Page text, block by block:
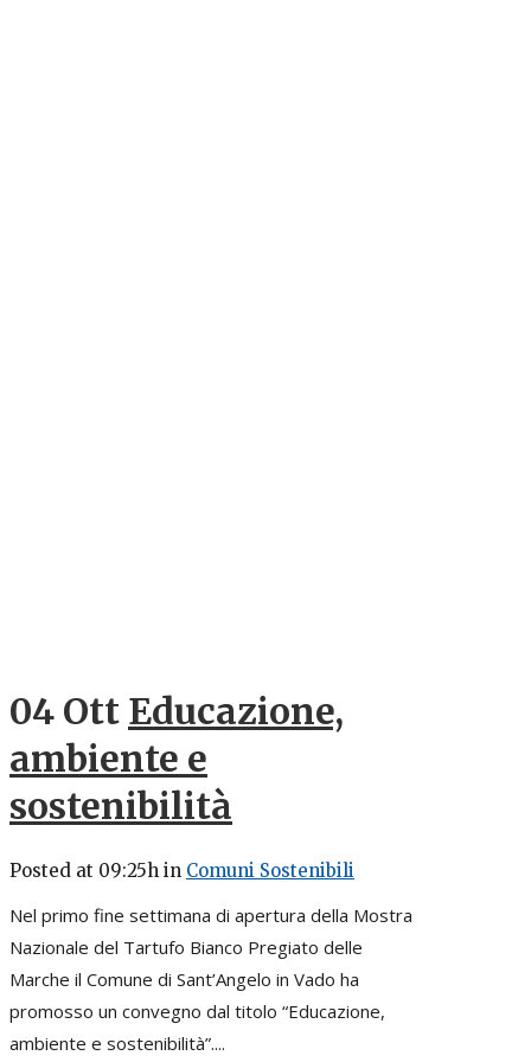
04 Ott Educazione,
ambiente e
sostenibilità
Posted at 09:25h in Comuni Sostenibili
Nel primo fine settimana di apertura della Mostra
Nazionale del Tartufo Bianco Pregiato delle
Marche il Comune di Sant’Angelo in Vado ha
promosso un convegno dal titolo “Educazione,
ambiente e sostenibilità”....